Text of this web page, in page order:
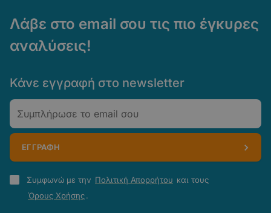
Λάβε στο email σου τις πιο έγκυρες
αναλύσεις!
Κάνε εγγραφή στο newsletter
Email
ΕΓΓΡΑΦΗ
Πολιτική
Απορρήτου
Συμφωνώ με την Πολιτική Απορρήτου και τους
Όρους Χρήσης.